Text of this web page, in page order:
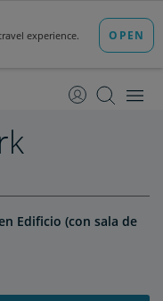
Edificio (con sala de